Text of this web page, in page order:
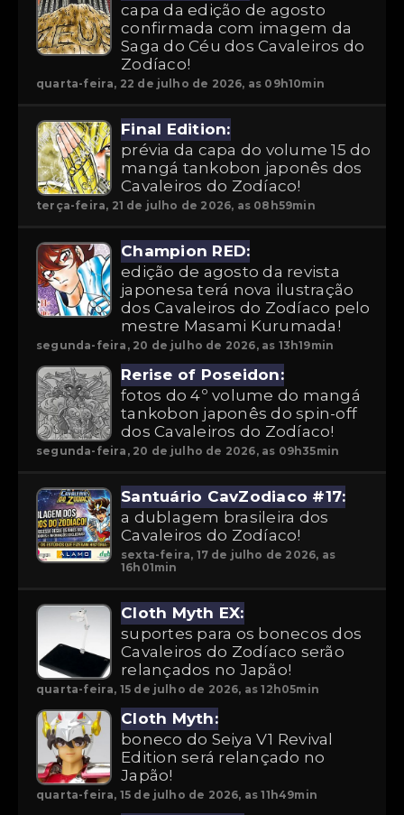
capa da edição de agosto
confirmada com imagem da
Saga do Céu dos Cavaleiros do
Zodíaco!
quarta-feira, 22 de julho de 2026, as 09h10min
Final Edition:
prévia da capa do volume 15 do
mangá tankobon japonês dos
Cavaleiros do Zodíaco!
terça-feira, 21 de julho de 2026, as 08h59min
Champion RED:
edição de agosto da revista
japonesa terá nova ilustração
dos Cavaleiros do Zodíaco pelo
mestre Masami Kurumada!
segunda-feira, 20 de julho de 2026, as 13h19min
Rerise of Poseidon:
fotos do 4º volume do mangá
tankobon japonês do spin-off
dos Cavaleiros do Zodíaco!
segunda-feira, 20 de julho de 2026, as 09h35min
Santuário CavZodiaco #17:
a dublagem brasileira dos
Cavaleiros do Zodíaco!
sexta-feira, 17 de julho de 2026, as
16h01min
Cloth Myth EX:
suportes para os bonecos dos
Cavaleiros do Zodíaco serão
relançados no Japão!
quarta-feira, 15 de julho de 2026, as 12h05min
Cloth Myth:
boneco do Seiya V1 Revival
Edition será relançado no
Japão!
quarta-feira, 15 de julho de 2026, as 11h49min